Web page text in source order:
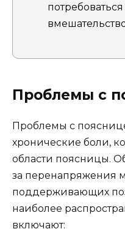
Проблемы с
Проблемы с
хронические боли,
области поясницы.
за перенапряжения
поддерживающих
наиболее
включают: